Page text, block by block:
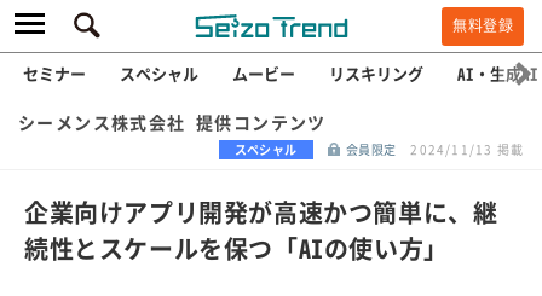
無料登録
セミナー スペシャル ムービー リスキリング AI・生成AI
シーメンス株式会社 提供コンテンツ
スペシャル 会員限定 2024/11/13 掲載
企業向けアプリ開発が高速かつ簡単に、継
続性とスケールを保つ「AIの使い方」